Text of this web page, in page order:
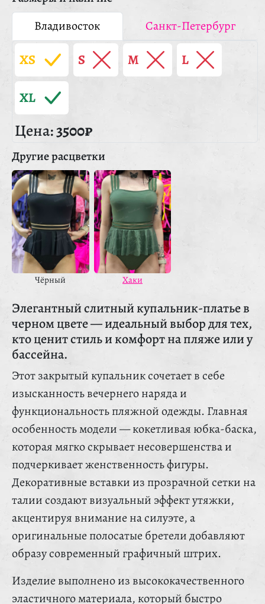
Владивосток
Санкт-Петербург
XS S M L
XL
Цена:3500₽
Другие расцветки
Чёрный Хаки
Элегантный слитный купальник-платье в
черном цвете — идеальный выбор для тех,
кто ценит стиль и комфорт на пляже или у
бассейна.
Этот закрытый купальник сочетает в себе
изысканность вечернего наряда и
функциональность пляжной одежды. Главная
особенность модели — кокетливая юбка-баска,
которая мягко скрывает несовершенства и
подчеркивает женственность фигуры.
Декоративные вставки из прозрачной сетки на
талии создают визуальный эффект утяжки,
акцентируя внимание на силуэте, а
оригинальные полосатые бретели добавляют
образу современный графичный штрих.
Изделие выполнено из высококачественного
эластичного материала, который быстро